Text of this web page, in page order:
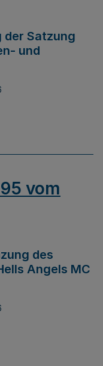
der Satzung
und
vom
des
Angels MC